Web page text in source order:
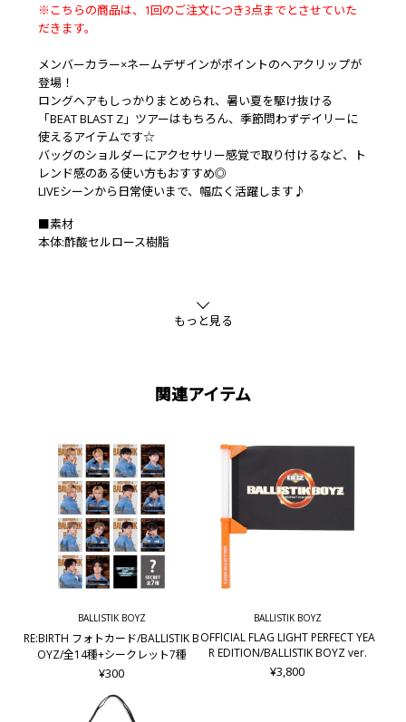
※こちらの商品は、1回のご注文につき3点までとさせていた
だきます。
メンバーカラー×ネームデザインがポイントのヘアクリップが
登場！
ロングヘアもしっかりまとめられ、暑い夏を駆け抜ける
「BEAT BLAST Z」ツアーはもちろん、季節問わずデイリーに
使えるアイテムです☆
バッグのショルダーにアクセサリー感覚で取り付けるなど、ト
レンド感のある使い方もおすすめ◎
LIVEシーンから日常使いまで、幅広く活躍します♪
■素材
本体:酢酸セルロース樹脂
もっと見る
関連アイテム
BALLISTIK BOYZ
RE:BIRTH フォトカード/BALLISTIK B
OYZ/全14種+シークレット7種
¥300
BALLISTIK BOYZ
OFFICIAL FLAG LIGHT PERFECT YEA
R EDITION/BALLISTIK BOYZ ver.
¥3,800